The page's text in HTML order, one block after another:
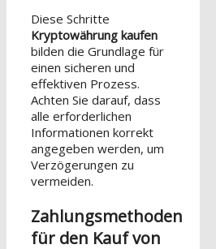
Diese Schritte
Kryptowährung kaufen
bilden die Grundlage für
einen sicheren und
effektiven Prozess.
Achten Sie darauf, dass
alle erforderlichen
Informationen korrekt
angegeben werden, um
Verzögerungen zu
vermeiden.
Zahlungsmethoden
für den Kauf von